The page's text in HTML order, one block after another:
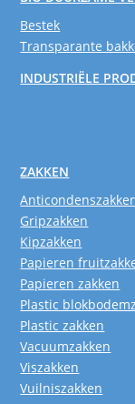
Bestek
Transparante
INDUSTRIËLE
ZAKKEN
Gripzakken
Kipzakken
Papieren
Papieren zakken
Plastic
Plastic zakken
Vacuumzakken
Viszakken
Vuilniszakken